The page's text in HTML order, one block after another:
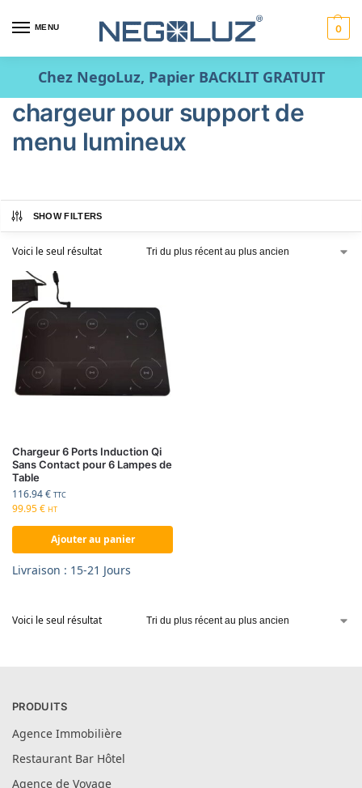
MENU 0
Chez NegoLuz, Papier BACKLIT GRATUIT
chargeur pour support de
menu lumineux
SHOW FILTERS
Voici le seul résultat
Chargeur 6 Ports Induction Qi
Sans Contact pour 6 Lampes de
Table
116.94€ TTC
99.95€ HT
Ajouter au panier
Livraison : 15-21 Jours
Voici le seul résultat
PRODUITS
Agence Immobilière
Restaurant Bar Hôtel
Agence de Voyage